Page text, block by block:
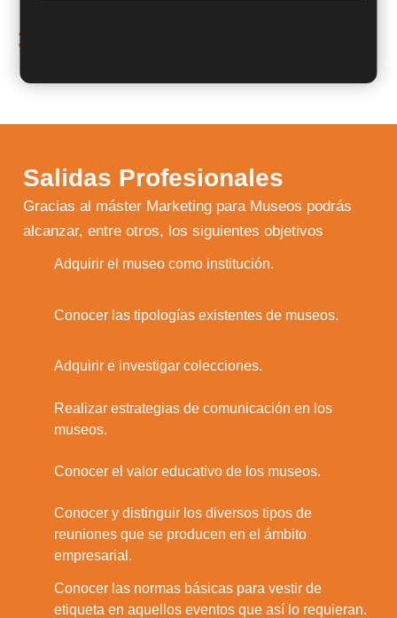
33.
Salidas Profesionales
Gracias al máster Marketing para Museos podrás
alcanzar, entre otros, los siguientes objetivos
Adquirir el museo como institución.
Conocer las tipologías existentes de museos.
Adquirir e investigar colecciones.
Realizar estrategias de comunicación en los
museos.
Conocer el valor educativo de los museos.
Conocer y distinguir los diversos tipos de
reuniones que se producen en el ámbito
empresarial.
Conocer las normas básicas para vestir de
etiqueta en aquellos eventos que así lo requieran.